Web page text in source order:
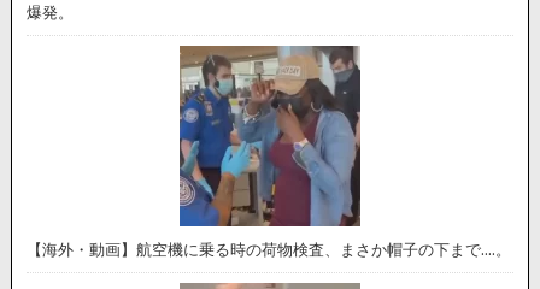
爆発。
【海外・動画】航空機に乗る時の荷物検査、まさか帽子の下まで….。